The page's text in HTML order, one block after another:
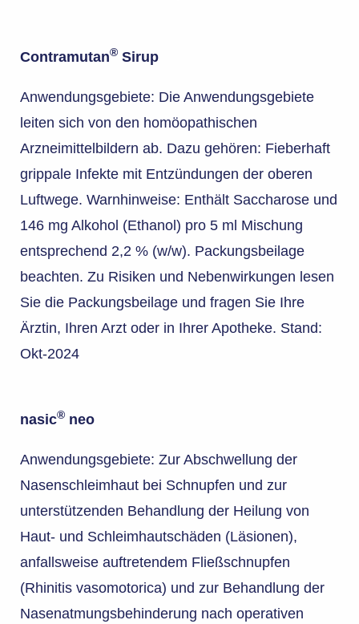
Contramutan® Sirup
Anwendungsgebiete: Die Anwendungsgebiete
leiten sich von den homöopathischen
Arzneimittelbildern ab. Dazu gehören: Fieberhaft
grippale Infekte mit Entzündungen der oberen
Luftwege. Warnhinweise: Enthält Saccharose und
146 mg Alkohol (Ethanol) pro 5 ml Mischung
entsprechend 2,2 % (w/w). Packungsbeilage
beachten. Zu Risiken und Nebenwirkungen lesen
Sie die Packungsbeilage und fragen Sie Ihre
Ärztin, Ihren Arzt oder in Ihrer Apotheke. Stand:
Okt-2024
nasic® neo
Anwendungsgebiete: Zur Abschwellung der
Nasenschleimhaut bei Schnupfen und zur
unterstützenden Behandlung der Heilung von
Haut- und Schleimhautschäden (Läsionen),
anfallsweise auftretendem Fließschnupfen
(Rhinitis vasomotorica) und zur Behandlung der
Nasenatmungsbehinderung nach operativen